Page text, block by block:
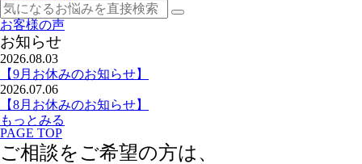
お客様の声
お知らせ
2026.08.03
【9月お休みのお知らせ】
2026.07.06
【8月お休みのお知らせ】
もっとみる
PAGE TOP
ご相談をご希望の方は、